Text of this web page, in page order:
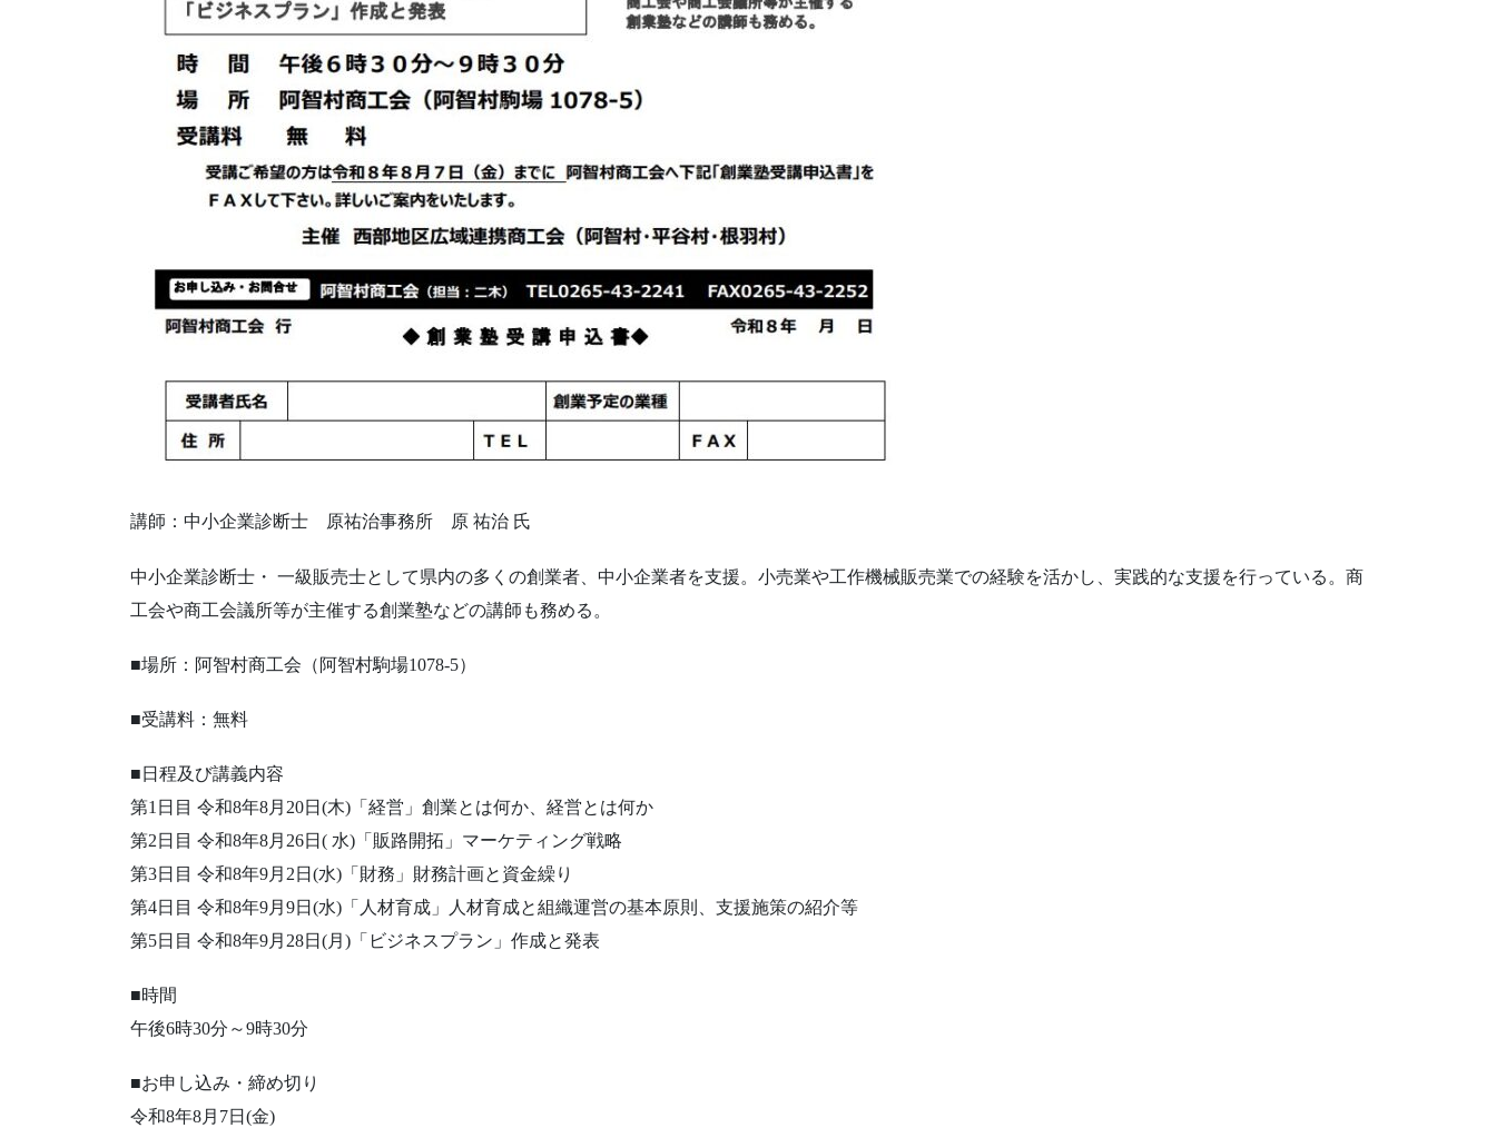
講師：中小企業診断士 原祐治事務所 原 祐治 氏
中小企業診断士・ 一級販売士として県内の多くの創業者、中小企業者を支援。小売業や工作機械販売業での経験を活かし、実践的な支援を行っている。商
工会や商工会議所等が主催する創業塾などの講師も務める。
■場所：阿智村商工会（阿智村駒場1078-5）
■受講料：無料
■日程及び講義内容
第1日目 令和8年8月20日(木)「経営」創業とは何か、経営とは何か
第2日目 令和8年8月26日( 水)「販路開拓」マーケティング戦略
第3日目 令和8年9月2日(水)「財務」財務計画と資金繰り
第4日目 令和8年9月9日(水)「人材育成」人材育成と組織運営の基本原則、支援施策の紹介等
第5日目 令和8年9月28日(月)「ビジネスプラン」作成と発表
■時間
午後6時30分～9時30分
■お申し込み・締め切り
令和8年8月7日(金)